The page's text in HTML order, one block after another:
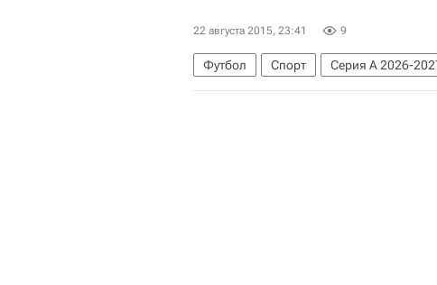
22 августа 2015, 23:41 9
Футбол Спорт Серия А 2026-
Лацио